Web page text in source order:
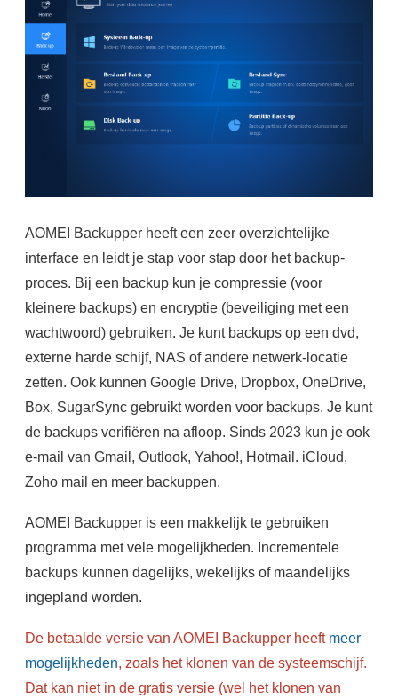
AOMEI Backupper heeft een zeer overzichtelijke
interface en leidt je stap voor stap door het backup-
proces. Bij een backup kun je compressie (voor
kleinere backups) en encryptie (beveiliging met een
wachtwoord) gebruiken. Je kunt backups op een dvd,
externe harde schijf, NAS of andere netwerk-locatie
zetten. Ook kunnen Google Drive, Dropbox, OneDrive,
Box, SugarSync gebruikt worden voor backups. Je kunt
de backups verifiëren na afloop. Sinds 2023 kun je ook
e-mail van Gmail, Outlook, Yahoo!, Hotmail. iCloud,
Zoho mail en meer backuppen.
AOMEI Backupper is een makkelijk te gebruiken
programma met vele mogelijkheden. Incrementele
backups kunnen dagelijks, wekelijks of maandelijks
ingepland worden.
De betaalde versie van AOMEI Backupper heeft meer
mogelijkheden, zoals het klonen van de systeemschijf.
Dat kan niet in de gratis versie (wel het klonen van